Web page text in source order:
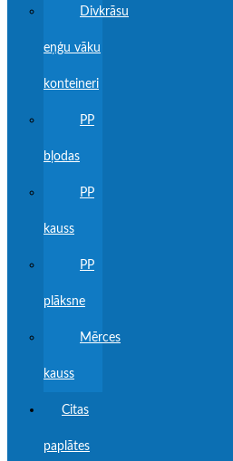
Divkrāsu
eņģu vāku
konteineri
PP
bļodas
PP
kauss
PP
plāksne
Mērces
kauss
Citas
paplātes